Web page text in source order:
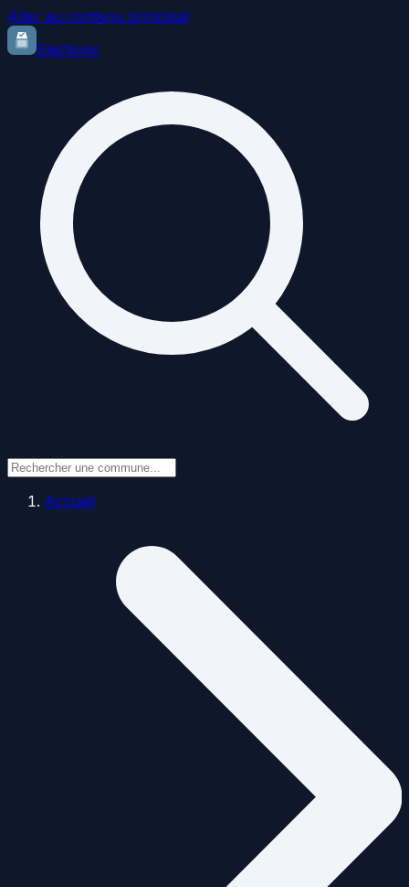
Aller au contenu principal
Elections
Accueil